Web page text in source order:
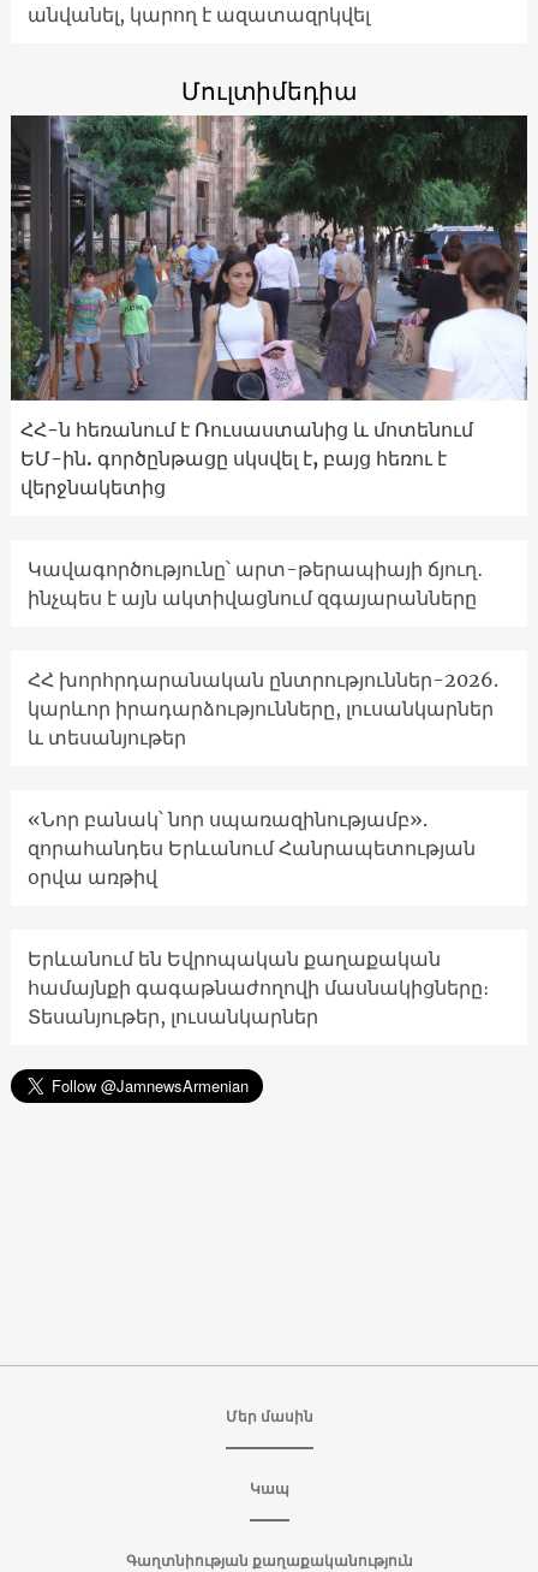
անվանել, կարող է ազատազրկվել
Մուլտիմեդիա
ՀՀ-ն հեռանում է Ռուսաստանից և մոտենում
ԵՄ-ին. գործընթացը սկսվել է, բայց հեռու է
վերջնակետից
Կավագործությունը՝ արտ-թերապիայի ճյուղ․
ինչպես է այն ակտիվացնում զգայարանները
ՀՀ խորհրդարանական ընտրություններ-2026.
կարևոր իրադարձությունները, լուսանկարներ
և տեսանյութեր
«Նոր բանակ՝ նոր սպառազինությամբ».
զորահանդես Երևանում Հանրապետության
օրվա առթիվ
Երևանում են Եվրոպական քաղաքական
համայնքի գագաթնաժողովի մասնակիցները։
Տեսանյութեր, լուսանկարներ
Մեր մասին
Կապ
Գաղտնիության քաղաքականություն